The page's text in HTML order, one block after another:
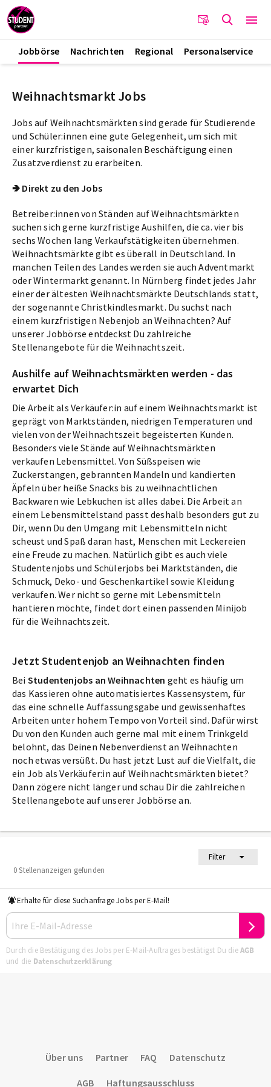
Jobbörse Nachrichten Regional Personalservice
Filter
0 Stellenanzeigen gefunden
Erhalte für diese Suchanfrage Jobs per E-Mail!
Durch die Bestätigung des Jobs per E-Mail-Auftrages bestätigst Du dieAGB
und die Datenschutzerklärung
Weihnachtsmarkt Jobs
Jobs auf Weihnachtsmärkten sind gerade für Studierende
und Schüler:innen eine gute Gelegenheit, um sich mit
einer kurzfristigen, saisonalen Beschäftigung einen
Zusatzverdienst zu erarbeiten.
🢂 Direkt zu den Jobs
Betreiber:innen von Ständen auf Weihnachtsmärkten
suchen sich gerne kurzfristige Aushilfen, die ca. vier bis
sechs Wochen lang Verkaufstätigkeiten übernehmen.
Weihnachtsmärkte gibt es überall in Deutschland. In
manchen Teilen des Landes werden sie auch Adventmarkt
oder Wintermarkt genannt. In Nürnberg findet jedes Jahr
einer der ältesten Weihnachtsmärkte Deutschlands statt,
der sogenannte Christkindlesmarkt. Du suchst nach
einem kurzfristigen Nebenjob an Weihnachten? Auf
unserer Jobbörse entdeckst Du zahlreiche
Stellenangebote für die Weihnachtszeit.
Aushilfe auf Weihnachtsmärkten werden - das
erwartet Dich
Die Arbeit als Verkäufer:in auf einem Weihnachtsmarkt ist
geprägt von Marktständen, niedrigen Temperaturen und
vielen von der Weihnachtszeit begeisterten Kunden.
Besonders viele Stände auf Weihnachtsmärkten
verkaufen Lebensmittel. Von Süßspeisen wie
Zuckerstangen, gebrannten Mandeln und kandierten
Äpfeln über heiße Snacks bis zu weihnachtlichen
Backwaren wie Lebkuchen ist alles dabei. Die Arbeit an
einem Lebensmittelstand passt deshalb besonders gut zu
Dir, wenn Du den Umgang mit Lebensmitteln nicht
scheust und Spaß daran hast, Menschen mit Leckereien
eine Freude zu machen. Natürlich gibt es auch viele
Studentenjobs und Schülerjobs bei Marktständen, die
Schmuck, Deko- und Geschenkartikel sowie Kleidung
verkaufen. Wer nicht so gerne mit Lebensmitteln
hantieren möchte, findet dort einen passenden Minijob
für die Weihnachtszeit.
Jetzt Studentenjob an Weihnachten finden
Bei Studentenjobs an Weihnachten geht es häufig um
das Kassieren ohne automatisiertes Kassensystem, für
das eine schnelle Auffassungsgabe und gewissenhaftes
Arbeiten unter hohem Tempo von Vorteil sind. Dafür wirst
Du von den Kunden auch gerne mal mit einem Trinkgeld
belohnt, das Deinen Nebenverdienst an Weihnachten
noch etwas versüßt. Du hast jetzt Lust auf die Vielfalt, die
ein Job als Verkäufer:in auf Weihnachtsmärkten bietet?
Dann zögere nicht länger und schau Dir die zahlreichen
Stellenangebote auf unserer Jobbörse an.
Über uns Partner FAQ Datenschutz
AGB Haftungsausschluss